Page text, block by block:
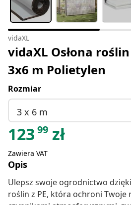
vidaXL
vidaXL Osłona
3x6 m Polietylen
Rozmiar
3 x 6 m
123 99 zł
Zawiera VAT
Opis
Ulepsz swoje ogrodnictwo
roślin z PE, która ochroni Twoje